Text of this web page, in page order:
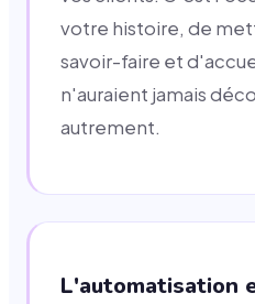
votre histoire, de
savoir-faire et
n'auraient jamais
autrement.
L'automatisation